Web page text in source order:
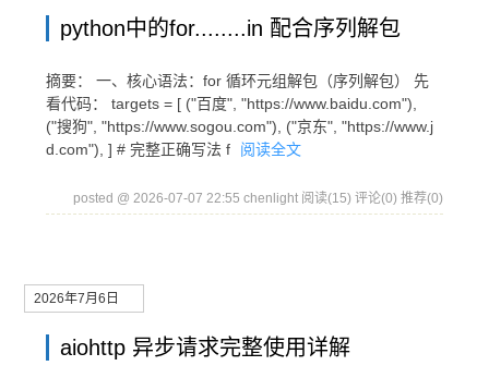
python中的for........in 配合序列解包
摘要： 一、核心语法：for 循环元组解包（序列解包） 先
看代码： targets = [ ("百度", "https://www.baidu.com"),
("搜狗", "https://www.sogou.com"), ("京东", "https://www.j
d.com"), ] # 完整正确写法 f
阅读全文
posted @ 2026-07-07 22:55 chenlight 阅读(15) 评论(0) 推荐(0)
2026年7月6日
aiohttp 异步请求完整使用详解